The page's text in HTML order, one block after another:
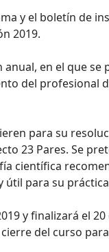
y el boletín de
2019.
en el que
del profesional
para su
23 Pares. Se
científica
para su
y finalizará el
del curso